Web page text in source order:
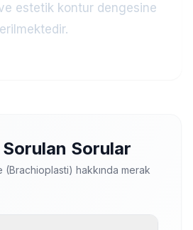
estetik kontur dengesine
Sorulan Sorular
(Brachioplasti) hakkında merak